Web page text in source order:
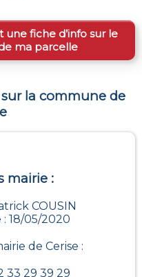
fiche d’info sur le
ma parcelle
la commune de
mairie :
COUSIN
18/05/2020
de Cerise :
33 29 39 29